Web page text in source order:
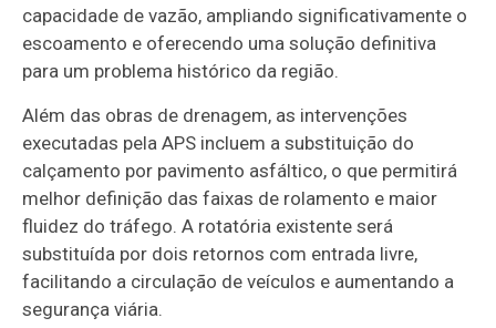
capacidade de vazão, ampliando significativamente o
escoamento e oferecendo uma solução definitiva
para um problema histórico da região.
Além das obras de drenagem, as intervenções
executadas pela APS incluem a substituição do
calçamento por pavimento asfáltico, o que permitirá
melhor definição das faixas de rolamento e maior
fluidez do tráfego. A rotatória existente será
substituída por dois retornos com entrada livre,
facilitando a circulação de veículos e aumentando a
segurança viária.